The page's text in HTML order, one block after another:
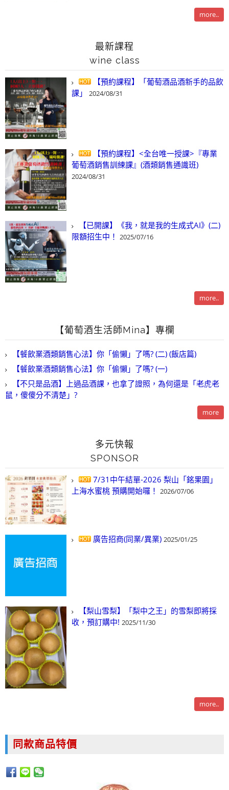
more..
最新課程
wine class
【預約課程】「葡萄酒品酒新手的品飲
課」
2024/08/31
【預約課程】<全台唯一授課>『專業
葡萄酒銷售訓練課』(酒類銷售通識班)
2024/08/31
【已開課】《我，就是我的生成式AI》(二)
限額招生中！ 2025/07/16
more..
【葡萄酒生活師Mina】專欄
【餐飲業酒類銷售心法】你「偷懶」了嗎? (二) (飯店篇)
【餐飲業酒類銷售心法】你「偷懶」了嗎? (一)
【不只是品酒】上過品酒課，也拿了證照，為何還是「老虎老
鼠，傻傻分不清楚」?
more
多元快報
SPONSOR
7/31中午結單-2026 梨山「銘果園」
上海水蜜桃 預購開始囉！ 2026/07/06
廣告招商(同業/異業) 2025/01/25
【梨山雪梨】「梨中之王」的雪梨即將採
收，預訂購中! 2025/11/30
more..
同款商品特價